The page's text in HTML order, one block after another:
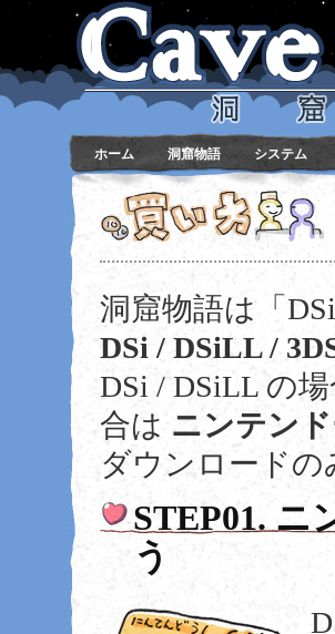
ホーム 洞窟物語 システム
買い方
洞窟物語は「
DSi / DSiLL /
DSi / DSiLL の
合は ニンテン
ダウンロード
STEP01. ニ
う